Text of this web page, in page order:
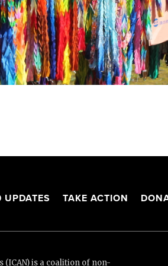
UPDATES TAKE ACTION
is a coalition of non-